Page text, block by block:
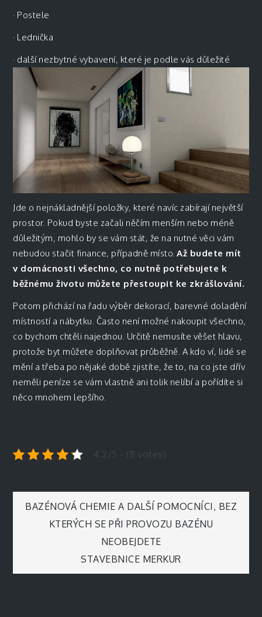
· Postele
· Lednička
· další nezbytné vybavení, které je podle vás důležité
Jde o nejnákladnější položky, které navíc zabírají největší
prostor. Pokud byste začali něčím menším nebo méně
důležitým, mohlo by se vám stát, že na nutné věci vám
nebudou stačit finance, případně místo.Až budete mít
v domácnosti všechno, co nutně potřebujete k
běžnému životu můžete přestoupit ke zkrášlování.
Potom přichází na řadu výběr dekorací, barevné doladění
místností a nábytku . Často není možné nakoupit všechno,
co bychom chtěli najednou. Určitě nemusíte věšet hlavu,
protože byt můžete doplňovat průběžně. A kdo ví, lidé se
mění a třeba po nějaké době zjistíte, že to, na co jste dřív
neměli peníze se vám vlastně ani tolik nelíbí a pořídíte si
něco mnohem lepšího.
4.2/5 - (11 votes)
Navigace
příspěvek
BAZÉNOVÁ CHEMIE A DALŠÍ POMOCNÍCI, BEZ
KTERÝCH SE PŘI PROVOZU BAZÉNU
NEOBEJDETE
STAVEBNICE MERKUR